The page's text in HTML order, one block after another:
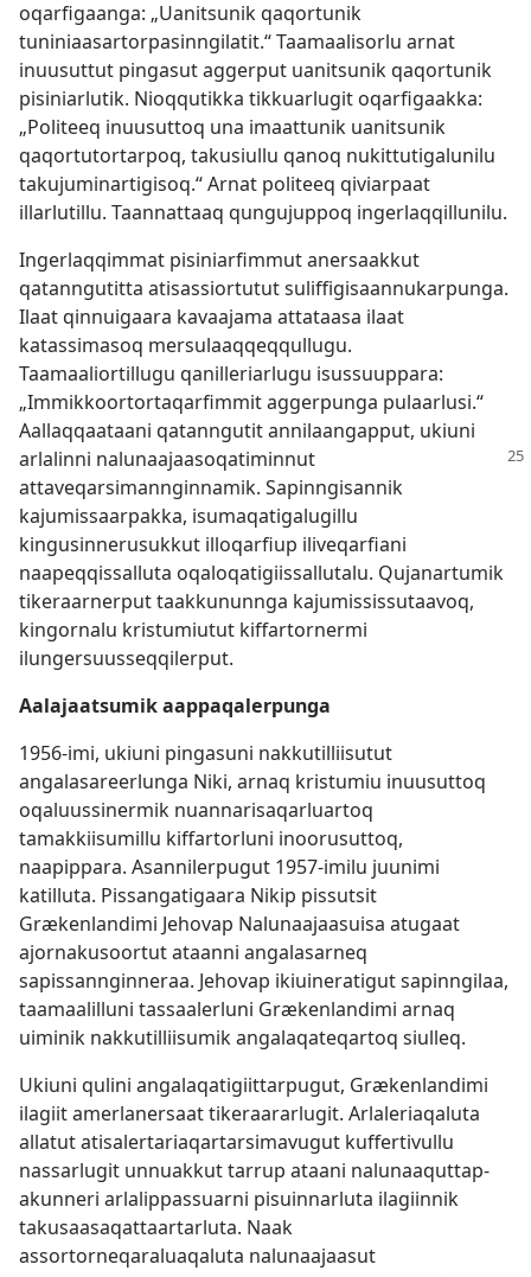
oqarfigaanga: „Uanitsunik qaqortunik
tuniniaasartorpasinngilatit.“ Taamaalisorlu arnat
inuusuttut pingasut aggerput uanitsunik qaqortunik
pisiniarlutik. Nioqqutikka tikkuarlugit oqarfigaakka:
„Politeeq inuusuttoq una imaattunik uanitsunik
qaqortutortarpoq, takusiullu qanoq nukittutigalunilu
takujuminartigisoq.“ Arnat politeeq qiviarpaat
illarlutillu. Taannattaaq qungujuppoq ingerlaqqillunilu.
Ingerlaqqimmat pisiniarfimmut anersaakkut
qatanngutitta atisassiortutut suliffigisaannukarpunga.
Ilaat qinnuigaara kavaajama attataasa ilaat
katassimasoq mersulaaqqeqqullugu.
Taamaaliortillugu qanilleriarlugu isussuuppara:
„Immikkoortortaqarfimmit aggerpunga pulaarlusi.“
Aallaqqaataani qatanngutit annilaangapput, ukiuni
arlalinni nalunaajaasoqatiminnut
attaveqarsimannginnamik. Sapinngisannik
kajumissaarpakka, isumaqatigalugillu
kingusinnerusukkut illoqarfiup iliveqarfiani
naapeqqissalluta oqaloqatigiissallutalu. Qujanartumik
tikeraarnerput taakkununnga kajumississutaavoq,
kingornalu kristumiutut kiffartornermi
ilungersuusseqqilerput.
Aalajaatsumik aappaqalerpunga
1956-imi, ukiuni pingasuni nakkutilliisutut
angalasareerlunga Niki, arnaq kristumiu inuusuttoq
oqaluussinermik nuannarisaqarluartoq
tamakkiisumillu kiffartorluni inoorusuttoq,
naapippara. Asannilerpugut 1957-imilu juunimi
katilluta. Pissangatigaara Nikip pissutsit
Grækenlandimi Jehovap Nalunaajaasuisa atugaat
ajornakusoortut ataanni angalasarneq
sapissannginneraa. Jehovap ikiuineratigut sapinngilaa,
taamaalilluni tassaalerluni Grækenlandimi arnaq
uiminik nakkutilliisumik angalaqateqartoq siulleq.
Ukiuni qulini angalaqatigiittarpugut, Grækenlandimi
ilagiit amerlanersaat tikeraararlugit. Arlaleriaqaluta
allatut atisalertariaqartarsimavugut kuffertivullu
nassarlugit unnuakkut tarrup ataani nalunaaquttap-
akunneri arlalippassuarni pisuinnarluta ilagiinnik
takusaasaqattaartarluta. Naak
assortorneqaraluaqaluta nalunaajaasut